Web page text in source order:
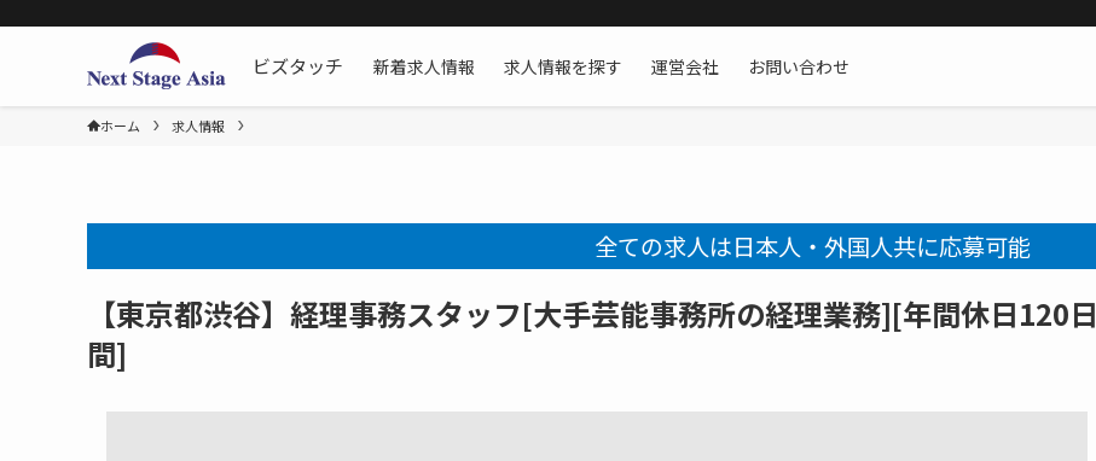
ビズタッチ
新着求人情報 求人情報を探す 運営会社 お問い合わせ
ホーム 求人情報
全ての求人は日本人・外国人共に応募可能
【東京都渋谷】経理事務スタッフ[大手芸能事務所の経理業務][年間休日120日
間]